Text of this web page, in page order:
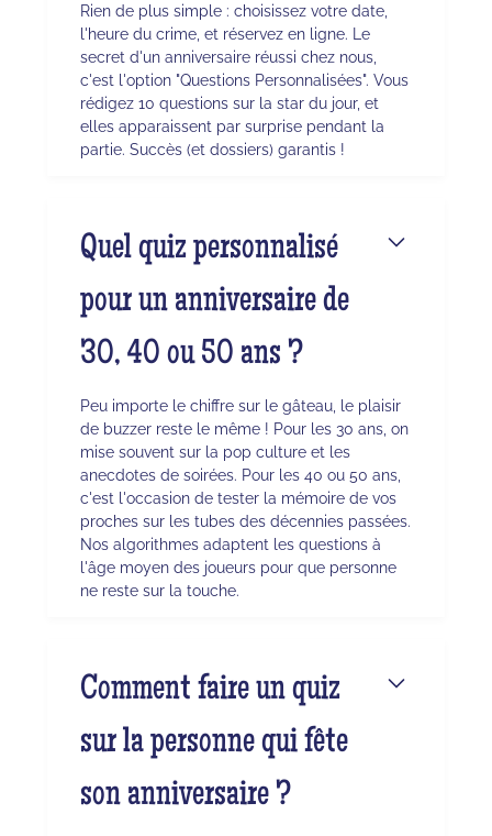
Rien de plus simple : choisissez votre date,
l'heure du crime, et réservez en ligne. Le
secret d'un anniversaire réussi chez nous,
c'est l'option "Questions Personnalisées". Vous
rédigez 10 questions sur la star du jour, et
elles apparaissent par surprise pendant la
partie. Succès (et dossiers) garantis !
Quel quiz personnalisé
pour un anniversaire de
30, 40 ou 50 ans ?
Peu importe le chiffre sur le gâteau, le plaisir
de buzzer reste le même ! Pour les 30 ans, on
mise souvent sur la pop culture et les
anecdotes de soirées. Pour les 40 ou 50 ans,
c'est l'occasion de tester la mémoire de vos
proches sur les tubes des décennies passées.
Nos algorithmes adaptent les questions à
l'âge moyen des joueurs pour que personne
ne reste sur la touche.
Comment faire un quiz
sur la personne qui fête
son anniversaire ?